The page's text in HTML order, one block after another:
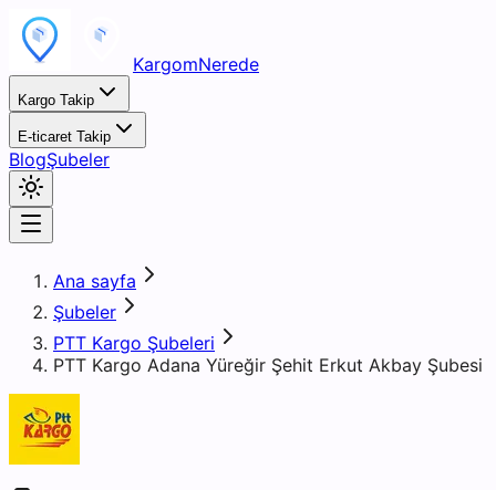
KargomNerede
Kargo Takip
E-ticaret Takip
BlogŞubeler
Ana sayfa
Şubeler
PTT Kargo Şubeleri
PTT Kargo Adana Yüreğir Şehit Erkut Akbay Şubesi